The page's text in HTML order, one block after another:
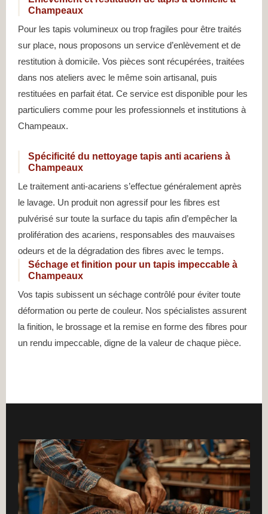
Champeaux
Pour les tapis volumineux ou trop fragiles pour être traités
sur place, nous proposons un service d’enlèvement et de
restitution à domicile. Vos pièces sont récupérées, traitées
dans nos ateliers avec le même soin artisanal, puis
restituées en parfait état. Ce service est disponible pour les
particuliers comme pour les professionnels et institutions à
Champeaux.
Spécificité du nettoyage tapis anti acariens à
Champeaux
Le traitement anti-acariens s’effectue généralement après
le lavage. Un produit non agressif pour les fibres est
pulvérisé sur toute la surface du tapis afin d’empêcher la
prolifération des acariens, responsables des mauvaises
odeurs et de la dégradation des fibres avec le temps.
Séchage et finition pour un tapis impeccable à
Champeaux
Vos tapis subissent un séchage contrôlé pour éviter toute
déformation ou perte de couleur. Nos spécialistes assurent
la finition, le brossage et la remise en forme des fibres pour
un rendu impeccable, digne de la valeur de chaque pièce.